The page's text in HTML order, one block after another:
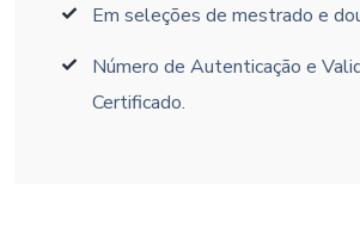
Em seleções de mestrado e
Número de Autenticação e
Certificado.